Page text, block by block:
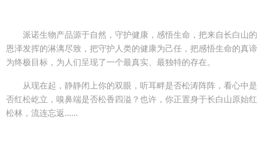
派诺生物产品源于自然，守护健康，感悟生命，把来自长白山的
恩泽发挥的淋漓尽致，把守护人类的健康为己任，把感悟生命的真谛
为终极目标，为人们呈现了一个最真实、最独特的存在。
从现在起，静静闭上你的双眼，听耳畔是否松涛阵阵，看心中是
否红松屹立，嗅鼻端是否松香四溢？也许，你正置身于长白山原始红
松林，流连忘返……